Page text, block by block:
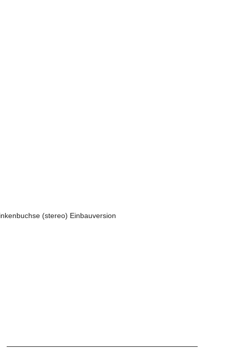
(stereo) Einbauversion